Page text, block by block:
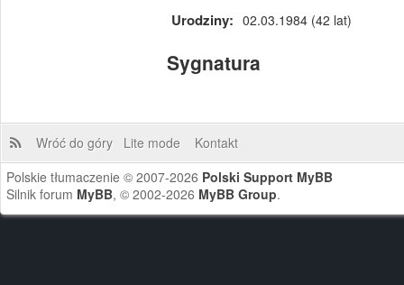
Urodziny: 02.03.1984 (42 lat)
Sygnatura
Wróć do góry Lite mode
Kontakt
Polskie tłumaczenie © 2007-2026 Polski Support MyBB
Silnik forum MyBB, © 2002-2026 MyBB Group.